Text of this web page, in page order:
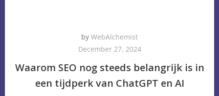
by WebAlchemist
December 27, 2024
Waarom SEO nog steeds belangrijk is in
een tijdperk van ChatGPT en AI